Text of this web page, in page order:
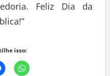
Feliz Dia da
isso: